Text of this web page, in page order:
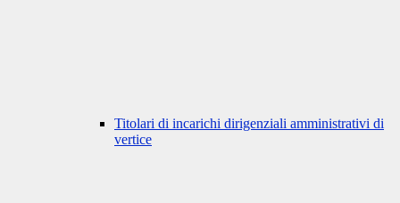
Titolari di incarichi dirigenziali amministrativi di
vertice